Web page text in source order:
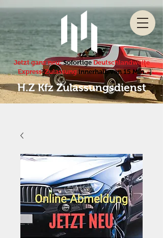
Jetzt ganz neu: SofortigeDeutschlandweite
Express-Zulassung innerhalb von 15 Min.
H.Z Kfz Zulassungsdienst